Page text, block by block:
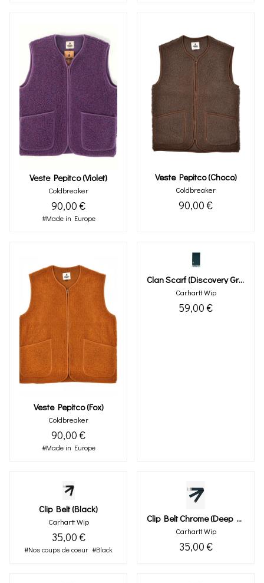
Veste Pepitco (violet)
Coldbreaker
90,00 €
#Made in Europe
Veste Pepitco (choco)
Coldbreaker
90,00 €
Veste Pepitco (fox)
Coldbreaker
90,00 €
#Made in Europe
Clan Scarf (discovery Green)
Carhartt Wip
59,00 €
Clip Belt (black)
Carhartt Wip
35,00 €
#Nos coups de coeur #Black
Clip Belt Chrome (deep Lagoon)
Carhartt Wip
35,00 €